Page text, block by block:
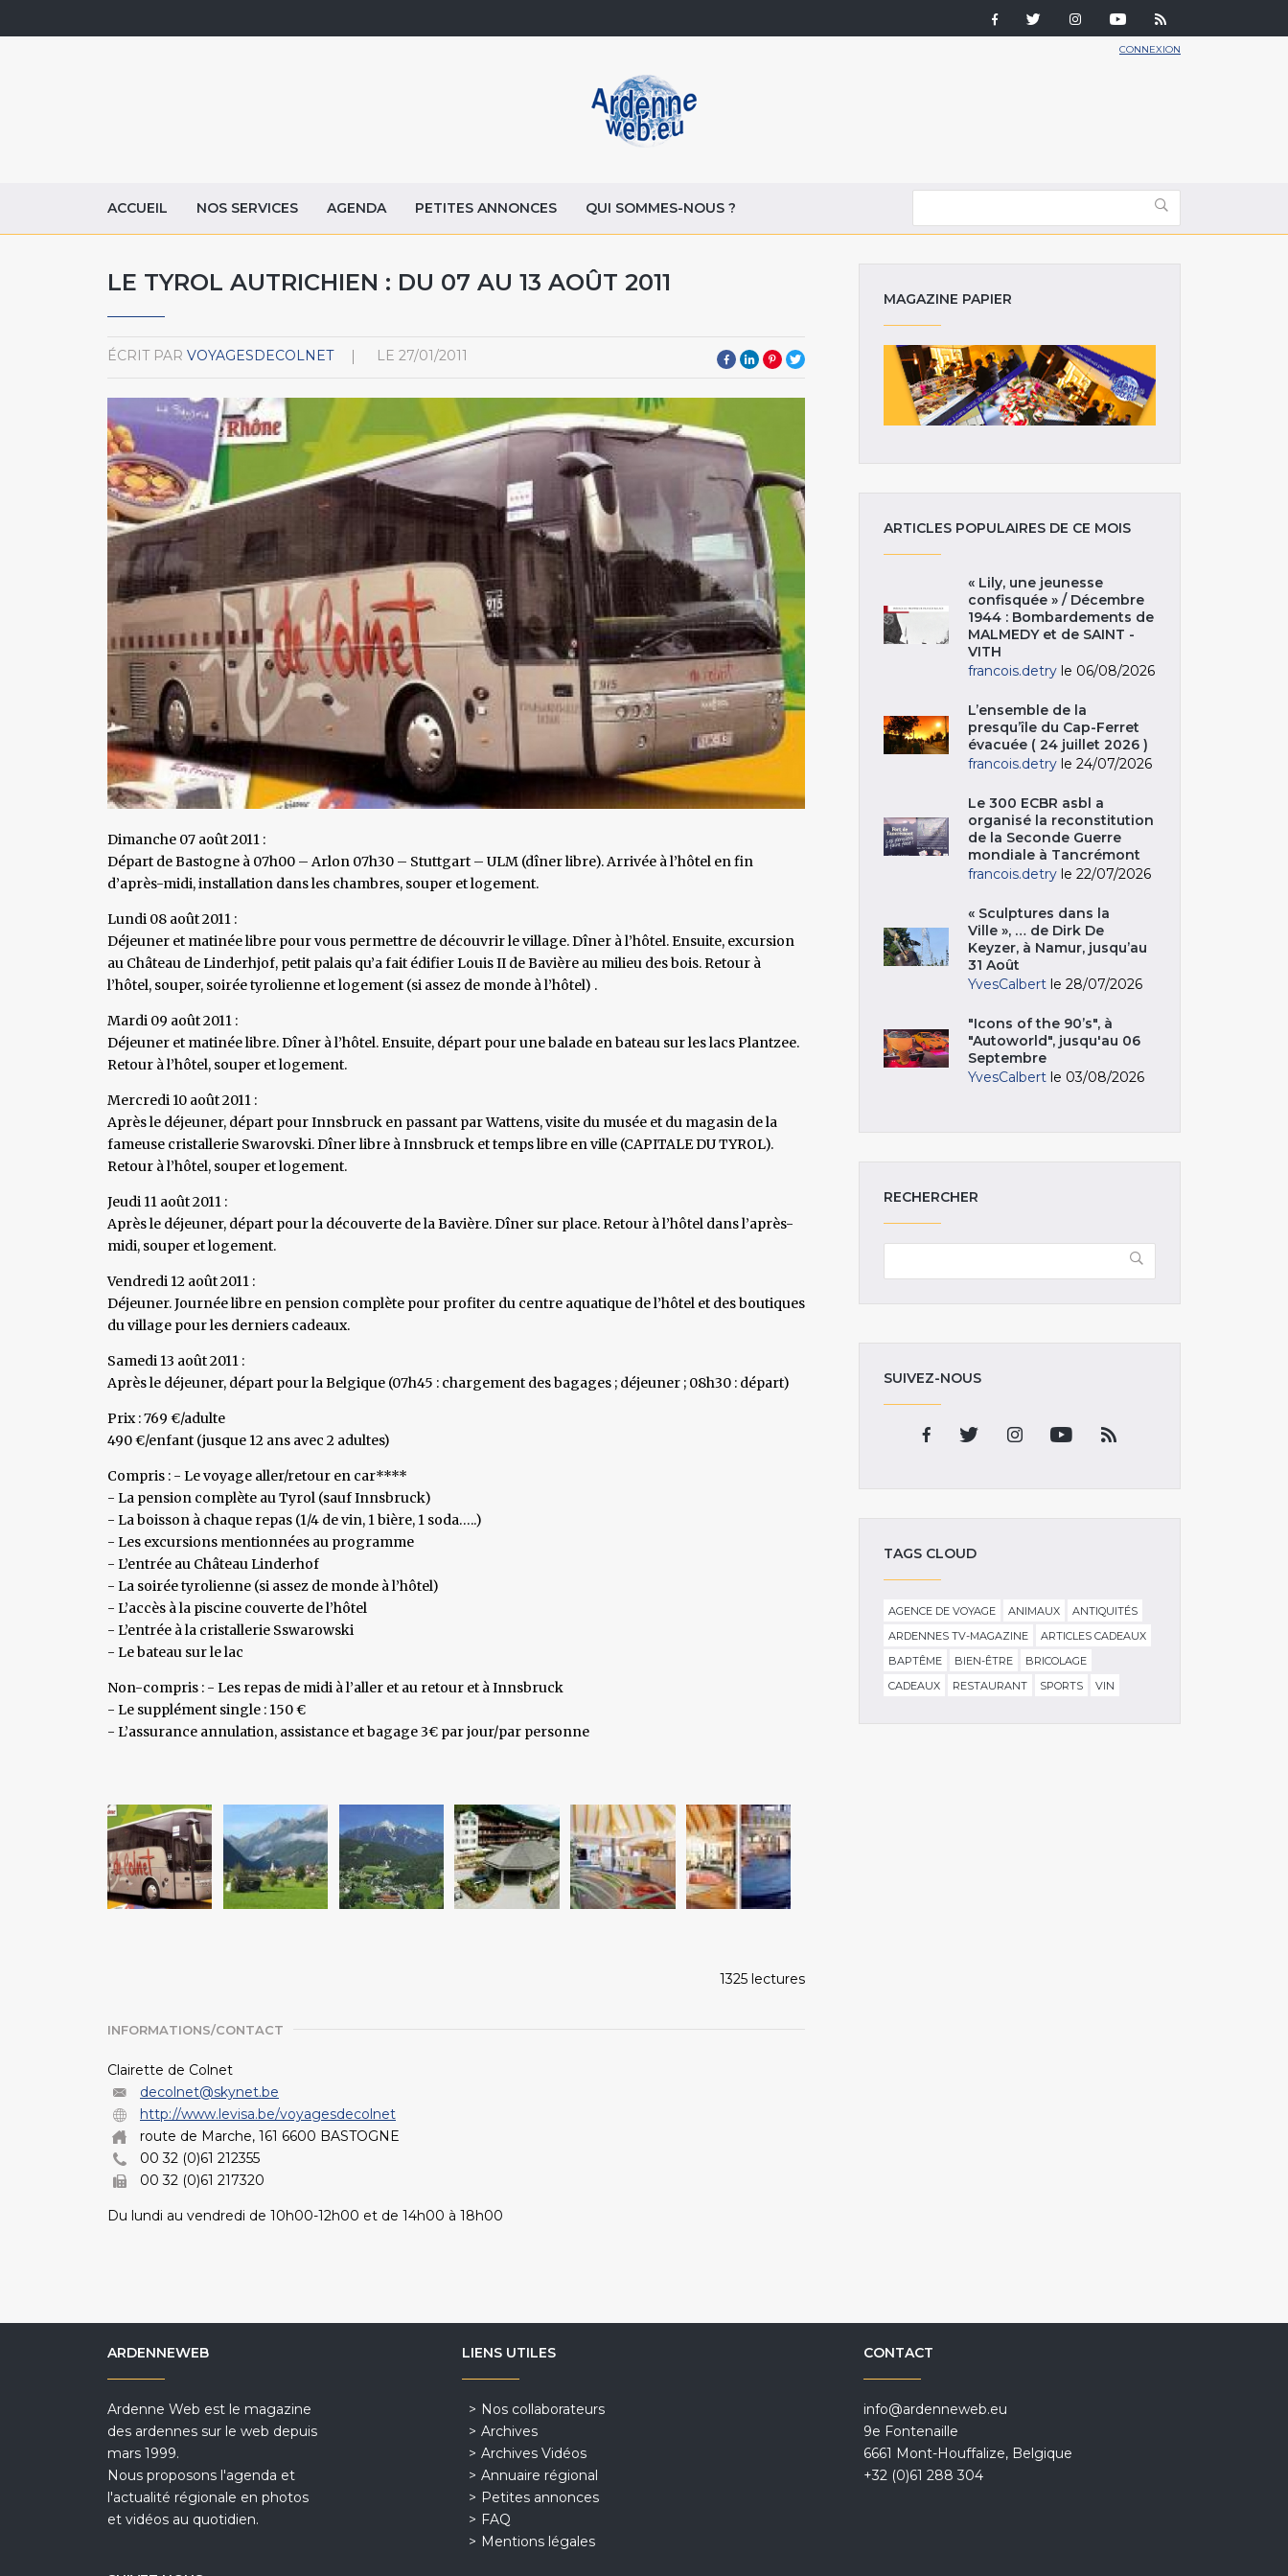
CONNEXION
ACCUEIL NOS SERVICES AGENDA PETITES ANNONCES QUI SOMMES-NOUS ?
LE TYROL AUTRICHIEN : DU 07 AU 13 AOÛT 2011
ÉCRIT PAR VOYAGESDECOLNET LE 27/01/2011
Dimanche 07 août 2011 :
Départ de Bastogne à 07h00 – Arlon 07h30 – Stuttgart – ULM (dîner libre). Arrivée à l’hôtel en fin
d’après-midi, installation dans les chambres, souper et logement.
Lundi 08 août 2011 :
Déjeuner et matinée libre pour vous permettre de découvrir le village. Dîner à l’hôtel. Ensuite, excursion
au Château de Linderhjof, petit palais qu’a fait édifier Louis II de Bavière au milieu des bois. Retour à
l’hôtel, souper, soirée tyrolienne et logement (si assez de monde à l’hôtel) .
Mardi 09 août 2011 :
Déjeuner et matinée libre. Dîner à l’hôtel. Ensuite, départ pour une balade en bateau sur les lacs Plantzee.
Retour à l’hôtel, souper et logement.
Mercredi 10 août 2011 :
Après le déjeuner, départ pour Innsbruck en passant par Wattens, visite du musée et du magasin de la
fameuse cristallerie Swarovski. Dîner libre à Innsbruck et temps libre en ville (CAPITALE DU TYROL).
Retour à l’hôtel, souper et logement.
Jeudi 11 août 2011 :
Après le déjeuner, départ pour la découverte de la Bavière. Dîner sur place. Retour à l’hôtel dans l’après-
midi, souper et logement.
Vendredi 12 août 2011 :
Déjeuner. Journée libre en pension complète pour profiter du centre aquatique de l’hôtel et des boutiques
du village pour les derniers cadeaux.
Samedi 13 août 2011 :
Après le déjeuner, départ pour la Belgique (07h45 : chargement des bagages ; déjeuner ; 08h30 : départ)
Prix : 769 €/adulte
490 €/enfant (jusque 12 ans avec 2 adultes)
Compris : - Le voyage aller/retour en car****
- La pension complète au Tyrol (sauf Innsbruck)
- La boisson à chaque repas (1/4 de vin, 1 bière, 1 soda…..)
- Les excursions mentionnées au programme
- L’entrée au Château Linderhof
- La soirée tyrolienne (si assez de monde à l’hôtel)
- L’accès à la piscine couverte de l’hôtel
- L’entrée à la cristallerie Sswarowski
- Le bateau sur le lac
Non-compris : - Les repas de midi à l’aller et au retour et à Innsbruck
- Le supplément single : 150 €
- L’assurance annulation, assistance et bagage 3€ par jour/par personne
1325 lectures
INFORMATIONS/CONTACT
Clairette de Colnet
decolnet@skynet.be
http://www.levisa.be/voyagesdecolnet
route de Marche, 161 6600 BASTOGNE
00 32 (0)61 212355
00 32 (0)61 217320
Du lundi au vendredi de 10h00-12h00 et de 14h00 à 18h00
MAGAZINE PAPIER
ARTICLES POPULAIRES DE CE MOIS
« Lily, une jeunesse
confisquée » / Décembre
1944 : Bombardements de
MALMEDY et de SAINT -
VITH
francois.detry le 06/08/2026
L’ensemble de la
presqu’île du Cap-Ferret
évacuée ( 24 juillet 2026 )
francois.detry le 24/07/2026
Le 300 ECBR asbl a
organisé la reconstitution
de la Seconde Guerre
mondiale à Tancrémont
francois.detry le 22/07/2026
« Sculptures dans la
Ville », … de Dirk De
Keyzer, à Namur, jusqu’au
31 Août
YvesCalbert le 28/07/2026
"Icons of the 90’s", à
"Autoworld", jusqu'au 06
Septembre
YvesCalbert le 03/08/2026
RECHERCHER
SUIVEZ-NOUS
TAGS CLOUD
AGENCE DE VOYAGE ANIMAUX
ANTIQUITÉS
ARDENNES TV-MAGAZINE
ARTICLES CADEAUX
BAPTÊME
BIEN-ÊTRE
BRICOLAGE
CADEAUX
RESTAURANT SPORTS VIN
ARDENNEWEB
Ardenne Web est le magazine
des ardennes sur le web depuis
mars 1999.
Nous proposons l'agenda et
l'actualité régionale en photos
et vidéos au quotidien.
LIENS UTILES
Nos collaborateurs
Archives
Archives Vidéos
Annuaire régional
Petites annonces
FAQ
Mentions légales
CONTACT
info@ardenneweb.eu
9e Fontenaille
6661 Mont-Houffalize, Belgique
+32 (0)61 288 304